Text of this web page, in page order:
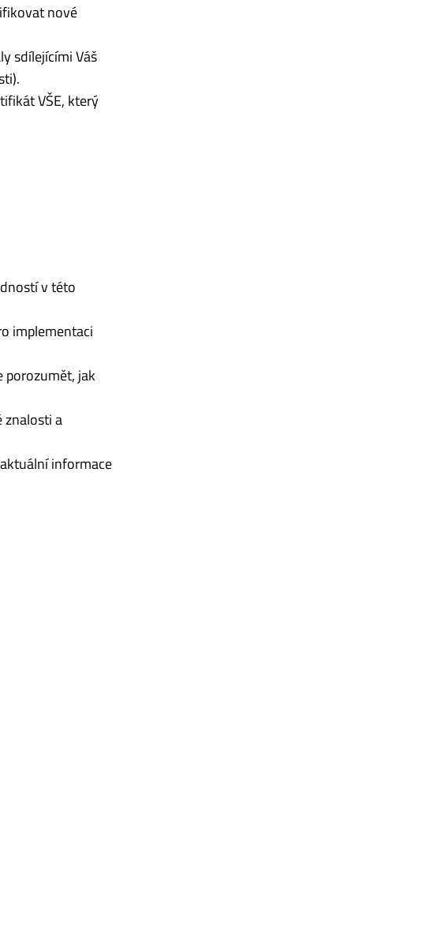
nové
sdílejícími Váš
VŠE, který
v této
implementaci
porozumět, jak
znalosti a
informace